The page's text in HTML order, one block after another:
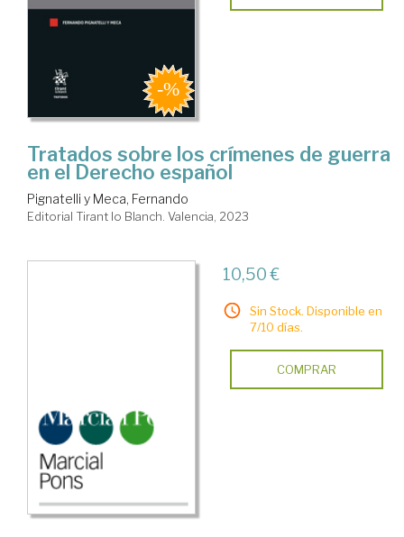
Tratados sobre los crímenes de guerra
en el Derecho español
Pignatelli y Meca, Fernando
Editorial Tirant lo Blanch. Valencia, 2023
10,50 €
Sin Stock. Disponible en
7/10 días.
COMPRAR